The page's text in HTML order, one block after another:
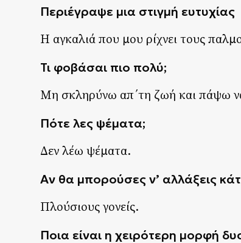
Περιέγραψε μια στιγμή ευτυχίας
Η αγκαλιά που μου ρίχνει τους
Τι φοβάσαι πιο πολύ;
Μη σκληρύνω απ΄τη ζωή και πάψω
Πότε λες ψέματα;
Δεν λέω ψέματα.
Αν θα μπορούσες ν’ αλλάξεις
Πλούσιους γονείς.
Ποια είναι η χειρότερη μορφή